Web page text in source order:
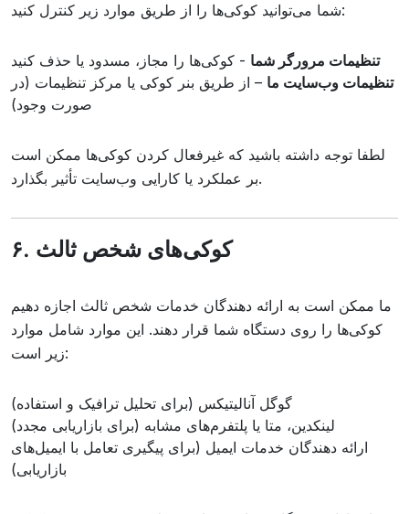
شما می‌توانید کوکی‌ها را از طریق موارد زیر کنترل کنید:
تنظیمات مرورگر شما - کوکی‌ها را مجاز، مسدود یا حذف کنید
تنظیمات وب‌سایت ما – از طریق بنر کوکی یا مرکز تنظیمات (در
صورت وجود)
لطفا توجه داشته باشید که غیرفعال کردن کوکی‌ها ممکن است
بر عملکرد یا کارایی وب‌سایت تأثیر بگذارد.
۶. کوکی‌های شخص ثالث
ما ممکن است به ارائه دهندگان خدمات شخص ثالث اجازه دهیم
کوکی‌ها را روی دستگاه شما قرار دهند. این موارد شامل موارد
زیر است:
گوگل آنالیتیکس (برای تحلیل ترافیک و استفاده)
لینکدین، متا یا پلتفرم‌های مشابه (برای بازاریابی مجدد)
ارائه دهندگان خدمات ایمیل (برای پیگیری تعامل با ایمیل‌های
بازاریابی)